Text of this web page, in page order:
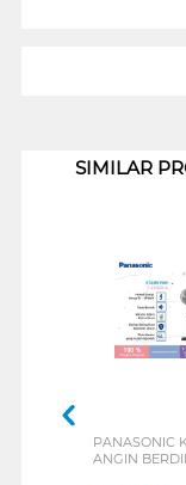
SIMILAR
PANASONIC
ANGIN